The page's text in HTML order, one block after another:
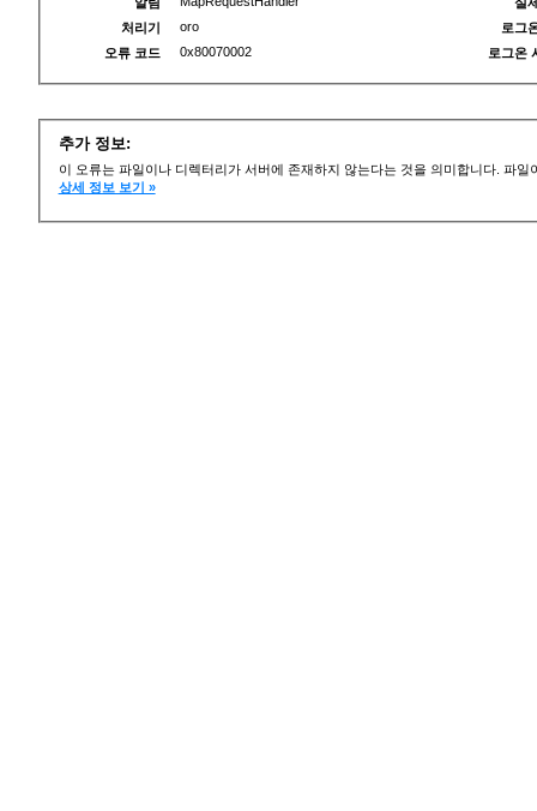
처리기
oro
오류 코드
0x80070002
로그
로그온
추가 정보:
이 오류는 파일이나 디렉터리가 서버에 존재하지 않는다는 것을 의미합니다. 파
상세 정보 보기 »